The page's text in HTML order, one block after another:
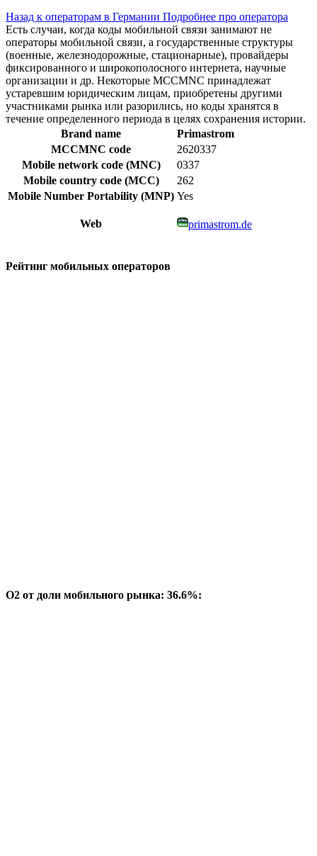
Назад к операторам в Германии Подробнее про оператора
Есть случаи, когда коды мобильной связи занимают не
операторы мобильной связи, а государственные структуры
(военные, железнодорожные, стационарные), провайдеры
фиксированного и широкополосного интернета, научные
организации и др. Некоторые MCCMNC принадлежат
устаревшим юридическим лицам, приобретены другими
участниками рынка или разорились, но коды хранятся в
течение определенного периода в целях сохранения истории.
Brand name
Primastrom
MCCMNC code
2620337
Mobile network code (MNC)
0337
Mobile country code (MCC)
262
Mobile Number Portability (MNP) Yes
Web primastrom.de
Рейтинг мобильных операторов
O2 от доли мобильного рынка: 36.6%: